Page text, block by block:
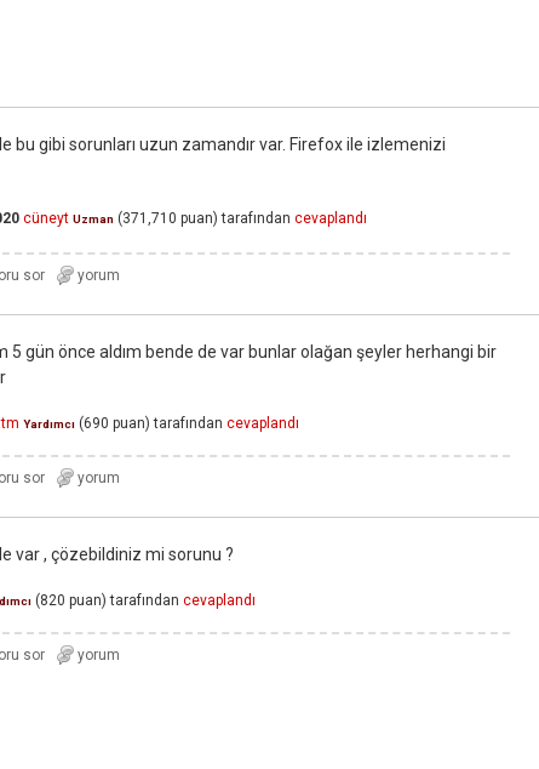
bu gibi sorunları uzun zamandır var. Firefox ile izlemenizi
cüneyt Uzman (371,710 puan) tarafından cevaplandı
5 gün önce aldım bende de var bunlar olağan şeyler herhangi bir
Yardımcı (690 puan) tarafından cevaplandı
var , çözebildiniz mi sorunu ?
(820 puan) tarafından cevaplandı